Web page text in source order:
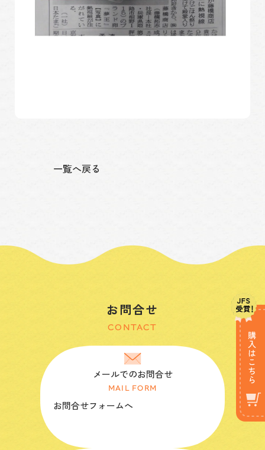
一覧へ戻る
お問合せ
CONTACT
メールでのお問合せ
MAIL FORM
お問合せフォームへ